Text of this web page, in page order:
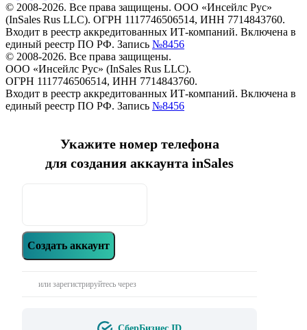
© 2008-2026. Все права защищены. ООО «Инсейлс Рус»
(InSales Rus LLC). ОГРН 1117746506514, ИНН 7714843760.
Входит в реестр аккредитованных ИТ-компаний. Включена в
единый реестр ПО РФ. Запись №8456
© 2008-2026. Все права защищены.
ООО «Инсейлс Рус» (InSales Rus LLC).
ОГРН 1117746506514, ИНН 7714843760.
Входит в реестр аккредитованных ИТ-компаний. Включена в
единый реестр ПО РФ. Запись №8456
Укажите номер телефона
для создания аккаунта inSales
Создать аккаунт
или зарегистрируйтесь через